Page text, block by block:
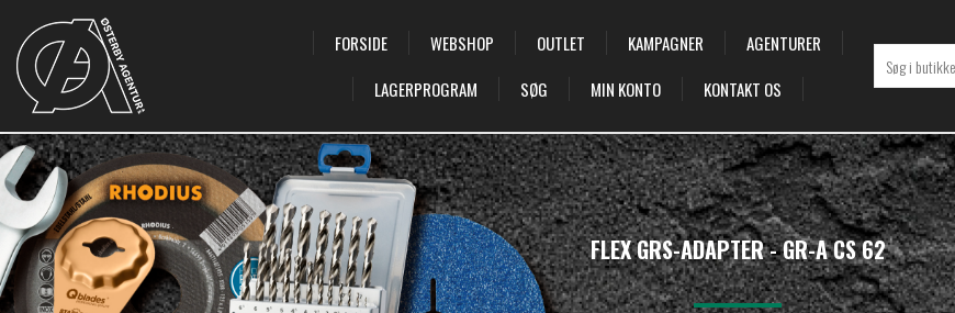
FORSIDE WEBSHOP OUTLET KAMPAGNER
AGENTURER
LAGERPROGRAM
SØG MIN KONTO KONTAKT OS
FLEX GRS-ADAPTER - GR-A CS 62